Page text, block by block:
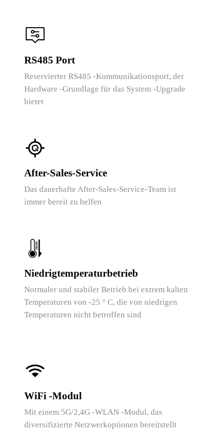
RS485 Port
Reservierter RS485 -Kommunikationsport, der
Hardware -Grundlage für das System -Upgrade
bietet
After-Sales-Service
Das dauerhafte After-Sales-Service-Team ist
immer bereit zu helfen
Niedrigtemperaturbetrieb
Normaler und stabiler Betrieb bei extrem kalten
Temperaturen von -25 ° C, die von niedrigen
Temperaturen nicht betroffen sind
WiFi -Modul
Mit einem 5G/2,4G -WLAN -Modul, das
diversifizierte Netzwerkoptionen bereitstellt